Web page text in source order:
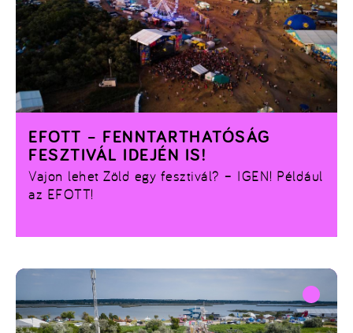
Vajon lehet Zöld egy fesztivál? – IGEN! Például
az EFOTT!
EFOTT – FENNTARTHATÓSÁG
FESZTIVÁL IDEJÉN IS!